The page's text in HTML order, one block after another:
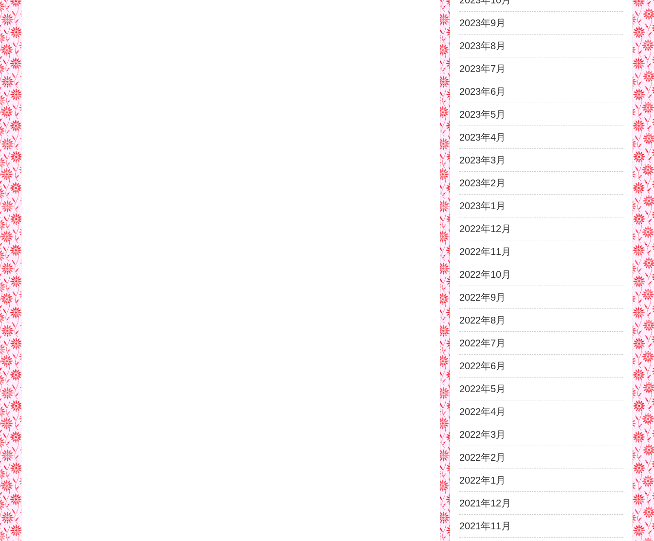
2023年9月
2023年8月
2023年7月
2023年6月
2023年5月
2023年4月
2023年3月
2023年2月
2023年1月
2022年12月
2022年11月
2022年10月
2022年9月
2022年8月
2022年7月
2022年6月
2022年5月
2022年4月
2022年3月
2022年2月
2022年1月
2021年12月
2021年11月